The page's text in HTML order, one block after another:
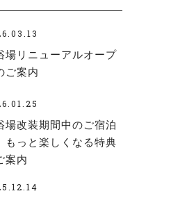
場リニューアルオープ
ご案内
場改装期間中のご宿泊
もっと楽しくなる特典
案内